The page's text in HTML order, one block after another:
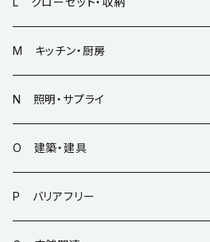
M キッチン・厨房
N 照明・サプライ
O 建築・建具
P バリアフリー